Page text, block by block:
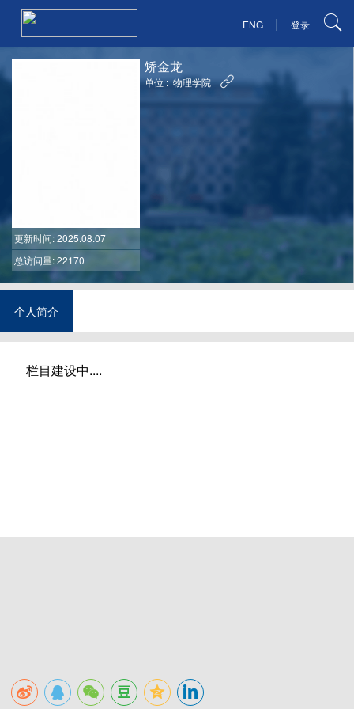
ENG | 登录
更新时间: 2025.08.07
总访问量: 22170
矫金龙
单位 : 物理学院
个人简介
栏目建设中....